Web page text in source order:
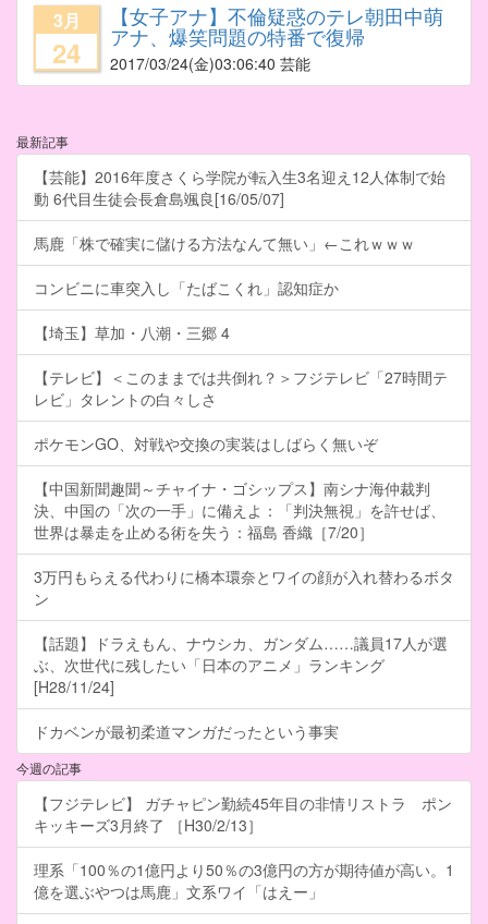
3月
24
【女子アナ】不倫疑惑のテレ朝田中萌
アナ、爆笑問題の特番で復帰
2017/03/24(金)03:06:40 芸能
最新記事
【芸能】2016年度さくら学院が転入生3名迎え12人体制で始
動 6代目生徒会長倉島颯良[16/05/07]
馬鹿「株で確実に儲ける方法なんて無い」←これｗｗｗ
コンビニに車突入し「たばこくれ」認知症か
【埼玉】草加・八潮・三郷 4
【テレビ】＜このままでは共倒れ？＞フジテレビ「27時間テ
レビ」タレントの白々しさ
ポケモンGO、対戦や交換の実装はしばらく無いぞ
【中国新聞趣聞～チャイナ・ゴシップス】南シナ海仲裁判
決、中国の「次の一手」に備えよ：「判決無視」を許せば、
世界は暴走を止める術を失う：福島 香織［7/20］
3万円もらえる代わりに橋本環奈とワイの顔が入れ替わるボタ
ン
【話題】ドラえもん、ナウシカ、ガンダム……議員17人が選
ぶ、次世代に残したい「日本のアニメ」ランキング
[H28/11/24]
ドカベンが最初柔道マンガだったという事実
今週の記事
【フジテレビ】 ガチャピン勤続45年目の非情リストラ ポン
キッキーズ3月終了 ［H30/2/13］
理系「100％の1億円より50％の3億円の方が期待値が高い。1
億を選ぶやつは馬鹿」文系ワイ「はえー」